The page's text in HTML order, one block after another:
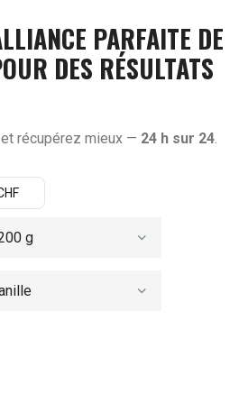
PARFAITE DE
DES RÉSULTATS
récupérez mieux — 24 h sur 24.